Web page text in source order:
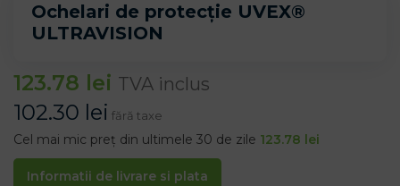
Ochelari de protecție UVEX®
ULTRAVISION
123.78 lei TVA inclus
102.30 lei fără taxe
Cel mai mic preț din ultimele 30 de zile 123.78 lei
Informatii de livrare si plata